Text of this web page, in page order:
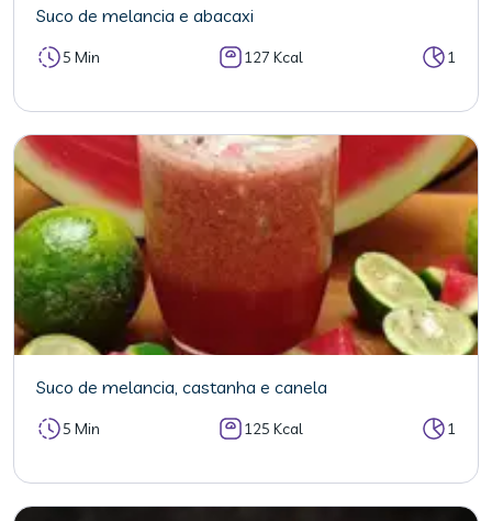
Suco de melancia e abacaxi
5 Min 127 Kcal 1
Suco de melancia, castanha e canela
5 Min 125 Kcal 1